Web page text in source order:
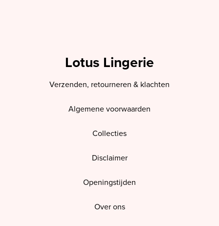
Lotus Lingerie
Verzenden, retourneren & klachten
Algemene voorwaarden
Collecties
Disclaimer
Openingstijden
Over ons